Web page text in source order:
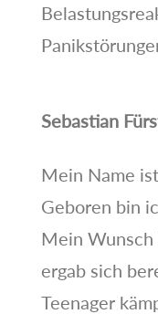
Sebastian
Mein Name
Geboren bin
Mein Wunsch
ergab sich
Teenager